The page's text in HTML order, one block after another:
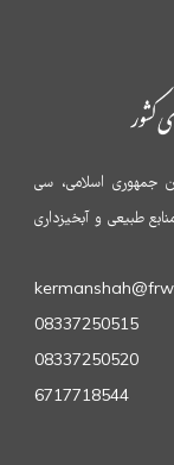
جمهوری اسلامی، سی
طبیعی و آبخیزداری
08337250515
08337250520
6717718544